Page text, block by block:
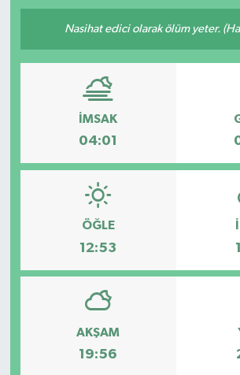
Nasihat edici olarak ölüm yeter.
İMSAK
04:01
ÖĞLE
12:53
AKŞAM
19:56